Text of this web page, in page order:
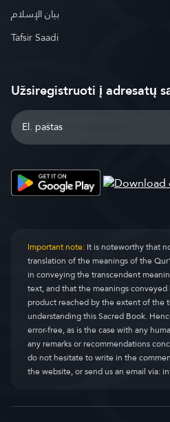
بيان الإسلام
Tafsir Saadi
Užsiregistruoti į adresatų
Important note:It is noteworthy that
translation of the meanings of the
in conveying the transcendent
text, and that the meanings
product reached by the extent of the
understanding this Sacred Book.
error-free, as is the case with any
any remarks or recommendations
do not hesitate to write in the
the website, or send us an email via: